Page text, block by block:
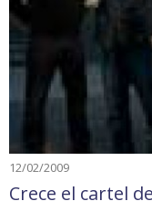
12/02/2009
Crece el cartel